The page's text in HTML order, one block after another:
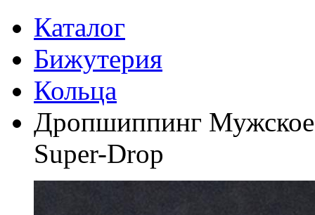
Каталог
Бижутерия
Кольца
Дропшиппинг Мужское
Super-Drop